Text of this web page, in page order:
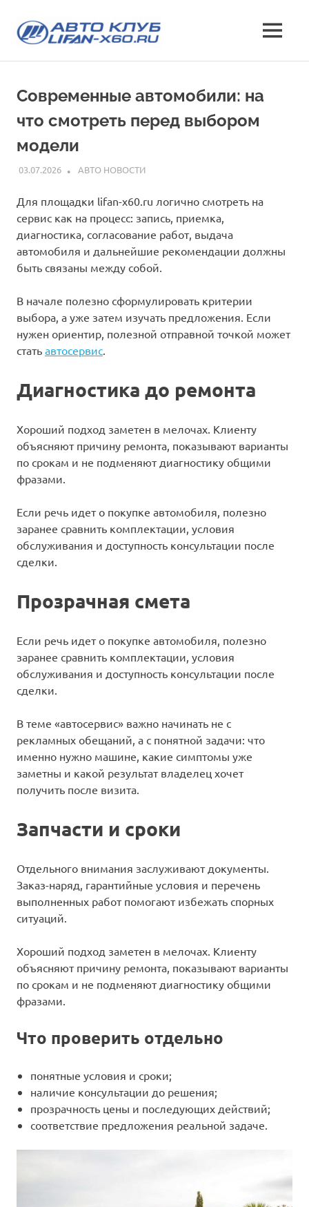
содержимому
х60
клуб
Lifan
—
характеристики
и
отзывы,
фото
и
стоимость
МЕНЮ
Современные автомобили: на
что смотреть перед выбором
модели
03.07.2026 INFO
АВТО НОВОСТИ
Для площадки lifan-x60.ru логично смотреть на
сервис как на процесс: запись, приемка,
диагностика, согласование работ, выдача
автомобиля и дальнейшие рекомендации должны
быть связаны между собой.
В начале полезно сформулировать критерии
выбора, а уже затем изучать предложения. Если
нужен ориентир, полезной отправной точкой может
стать автосервис
Диагностика до ремонта
Хороший подход заметен в мелочах. Клиенту
объясняют причину ремонта, показывают варианты
по срокам и не подменяют диагностику общими
фразами.
Если речь идет о покупке автомобиля, полезно
заранее сравнить комплектации, условия
обслуживания и доступность консультации после
сделки.
Прозрачная смета
Если речь идет о покупке автомобиля, полезно
заранее сравнить комплектации, условия
обслуживания и доступность консультации после
сделки.
В теме «автосервис» важно начинать не с
рекламных обещаний, а с понятной задачи: что
именно нужно машине, какие симптомы уже
заметны и какой результат владелец хочет
получить после визита.
Запчасти и сроки
Отдельного внимания заслуживают документы.
Заказ-наряд, гарантийные условия и перечень
выполненных работ помогают избежать спорных
ситуаций.
Хороший подход заметен в мелочах. Клиенту
объясняют причину ремонта, показывают варианты
по срокам и не подменяют диагностику общими
фразами.
Что проверить отдельно
понятные условия и сроки;
наличие консультации до решения;
прозрачность цены и последующих действий;
соответствие предложения реальной задаче.